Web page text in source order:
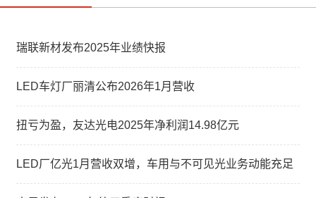
瑞联新材发布2025年业绩快报
LED车灯厂丽清公布2026年1月营收
扭亏为盈，友达光电2025年净利润14.98亿元
LED厂亿光1月营收双增，车用与不可见光业务动能充足